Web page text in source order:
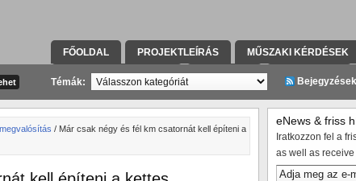
FŐOLDAL PROJEKTLEÍRÁS MŰSZAKI KÉRDÉSEK
KAPCSOLATFELVÉTEL TÁRSULAT KIVITELEZÉS
Témák:
/ Már csak négy és fél km csatornát kell építeni a
eNews & friss
Iratkozzon fel a
as well as